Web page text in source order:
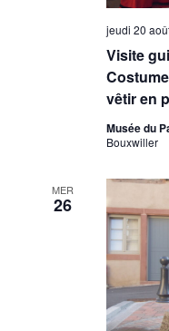
Visite
vêtir en
jeudi 20
Musée du
Bouxwiller
MER
26